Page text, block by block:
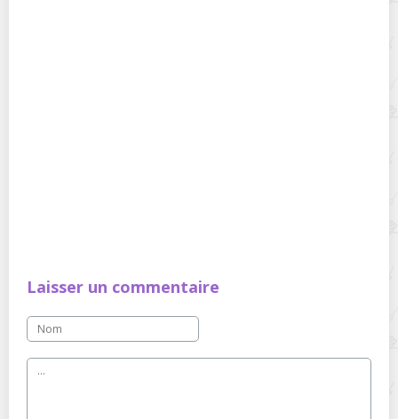
Laisser un commentaire